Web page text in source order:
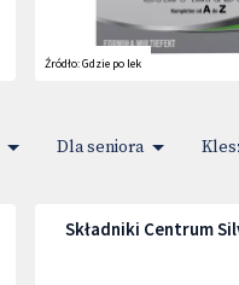
Źródło:Gdzie po lek
Dla seniora
Składniki Centrum